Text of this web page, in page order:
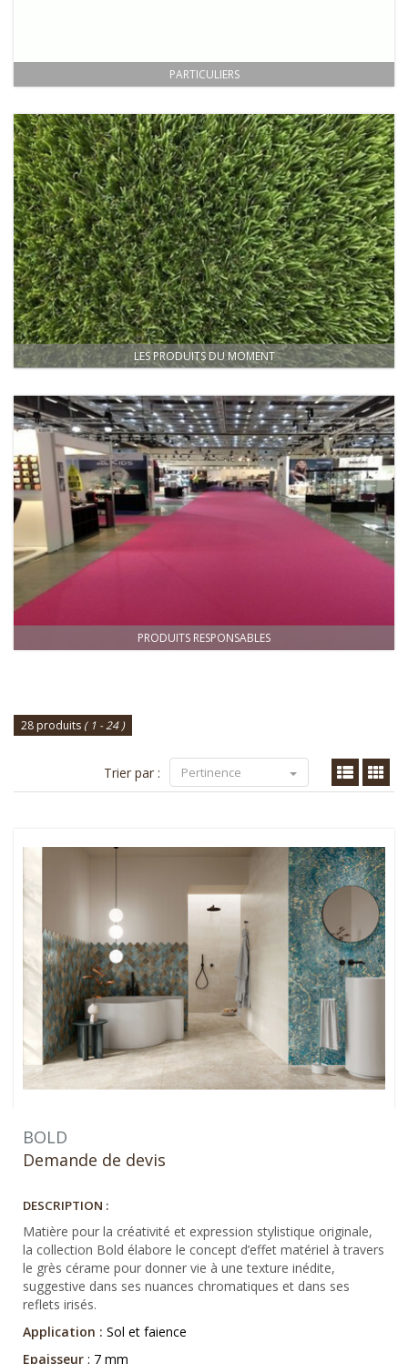
PARTICULIERS
LES PRODUITS DU MOMENT
PRODUITS RESPONSABLES
28 produits ( 1 - 24 )
Trier par : Pertinence
BOLD
Demande de devis
DESCRIPTION :
Matière pour la créativité et expression stylistique originale,
la collection Bold élabore le concept d’effet matériel à travers
le grès cérame pour donner vie à une texture inédite,
suggestive dans ses nuances chromatiques et dans ses
reflets irisés.
Application : Sol et faience
Epaisseur : 7 mm